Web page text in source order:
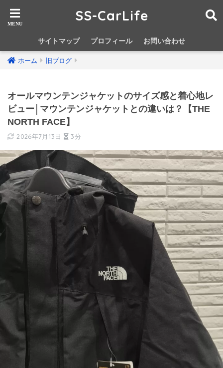
SS-CarLife
サイトマップ プロフィール お問い合わせ
ホーム 旧ブログ
オールマウンテンジャケットのサイズ感と着心地レ
ビュー│マウンテンジャケットとの違いは？【THE
NORTH FACE】
2026年7月13日 3分